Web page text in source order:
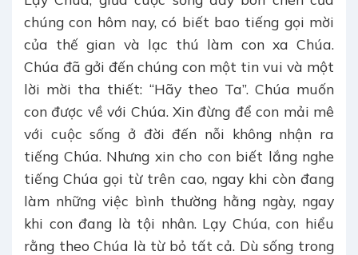
chúng con hôm nay, có biết bao tiếng gọi mời
của thế gian và lạc thú làm con xa Chúa.
Chúa đã gởi đến chúng con một tin vui và một
lời mời tha thiết: “Hãy theo Ta”. Chúa muốn
con được về với Chúa. Xin đừng để con mải mê
với cuộc sống ở đời đến nỗi không nhận ra
tiếng Chúa. Nhưng xin cho con biết lắng nghe
tiếng Chúa gọi từ trên cao, ngay khi còn đang
làm những việc bình thường hằng ngày, ngay
khi con đang là tội nhân. Lạy Chúa, con hiểu
rằng theo Chúa là từ bỏ tất cả. Dù sống trong